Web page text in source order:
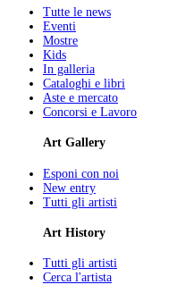
Tutte le news
Eventi
Mostre
Kids
In galleria
Cataloghi e libri
Aste e mercato
Concorsi e Lavoro
Art Gallery
Esponi con noi
New entry
Tutti gli artisti
Art History
Tutti gli artisti
Cerca l'artista